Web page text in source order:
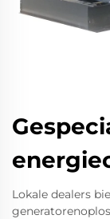
Lokale dealers